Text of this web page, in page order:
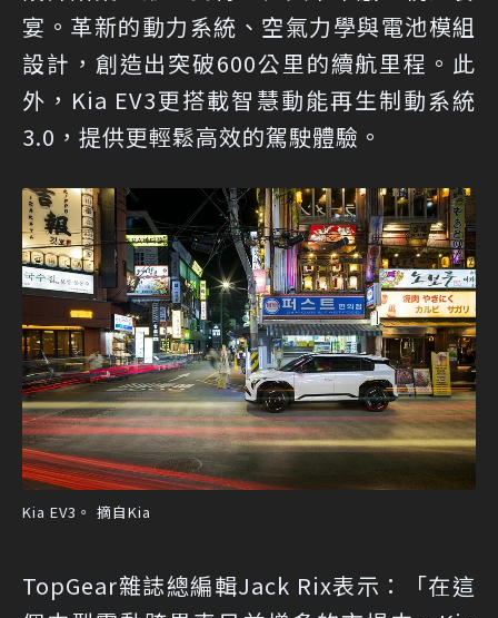
宴。革新的動力系統、空氣力學與電池模組
設計，創造出突破600公里的續航里程。此
外，Kia EV3更搭載智慧動能再生制動系統
3.0，提供更輕鬆高效的駕駛體驗。
Kia EV3。 摘自Kia
TopGear雜誌總編輯Jack Rix表示：「在這